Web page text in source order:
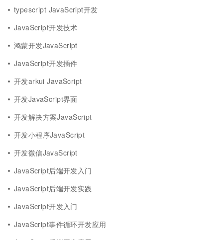
typescript JavaScript开发
JavaScript开发技术
鸿蒙开发JavaScript
JavaScript开发插件
开发arkui JavaScript
开发JavaScript界面
开发解决方案JavaScript
开发小程序JavaScript
开发微信JavaScript
JavaScript后端开发入门
JavaScript后端开发实践
JavaScript开发入门
JavaScript事件循环开发应用